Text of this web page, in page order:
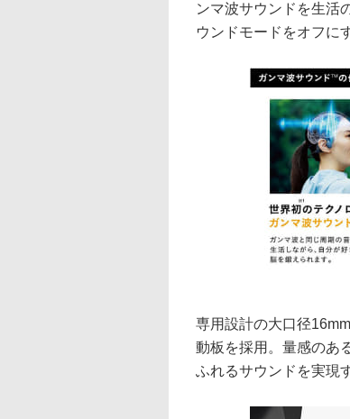
ンマ波サウンドを生活
ウンドモードをオフに
専用設計の大口径
動板を採用。量感のあ
ふれるサウンドを実現